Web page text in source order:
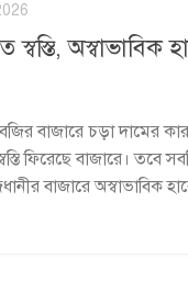
অস্বাভাবিক
বাজারে চড়া দামের
ফিরেছে বাজারে। তবে
বাজারে অস্বাভাবিক